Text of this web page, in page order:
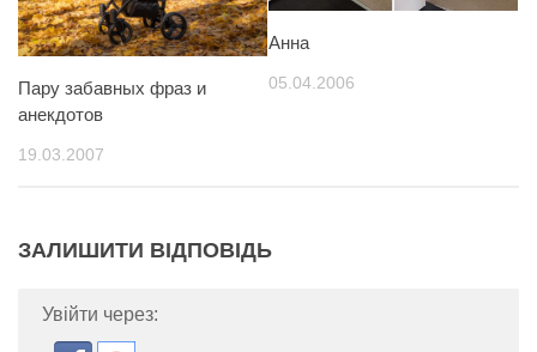
Пару забавных фраз и
анекдотов
19.03.2007
Анна
05.04.2006
ЗАЛИШИТИ ВІДПОВІДЬ
Увійти через: